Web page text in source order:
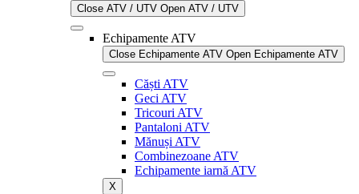
Close ATV / UTV Open ATV / UTV
Echipamente ATV
Close Echipamente ATV Open Echipamente ATV
Căști ATV
Geci ATV
Tricouri ATV
Pantaloni ATV
Mănuși ATV
Combinezoane ATV
Echipamente iarnă ATV
X